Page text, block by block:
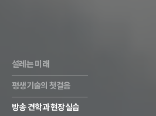
설레는 미래
평생기술의 첫걸음
방송 견학과 현장실습